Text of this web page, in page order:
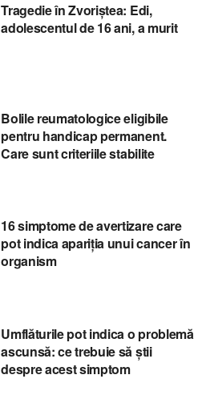
Tragedie în Zvoriștea: Edi,
adolescentul de 16 ani, a murit
Bolile reumatologice eligibile
pentru handicap permanent.
Care sunt criteriile stabilite
16 simptome de avertizare care
pot indica apariția unui cancer în
organism
Umflăturile pot indica o problemă
ascunsă: ce trebuie să știi
despre acest simptom